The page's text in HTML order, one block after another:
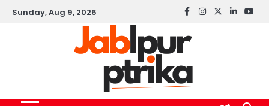
SkipSunday, Aug 9, 2026 Facebook
instagram
twitterlinkedin